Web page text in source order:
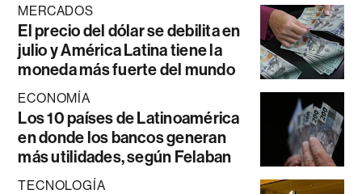
MERCADOS
El precio del dólar se debilita en
julio y América Latina tiene la
moneda más fuerte del mundo
ECONOMÍA
Los 10 países de Latinoamérica
en donde los bancos generan
más utilidades, según Felaban
TECNOLOGÍA